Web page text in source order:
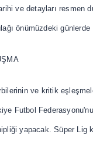
ve detayları resmen
önümüzdeki
ve kritik
Futbol
yapacak. Süper Lig